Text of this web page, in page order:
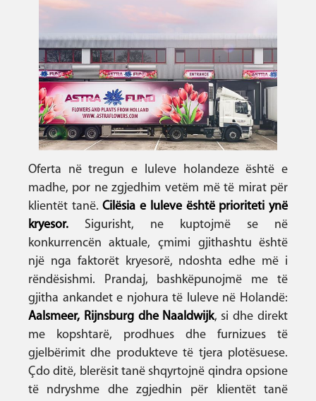
Oferta në tregun e luleve holandeze është e
madhe, por ne zgjedhim vetëm më të mirat për
klientët tanë.Cilësia e luleve është prioriteti ynë
kryesor.Sigurisht, ne kuptojmë se në
konkurrencën aktuale, çmimi gjithashtu është
një nga faktorët kryesorë, ndoshta edhe më i
rëndësishmi. Prandaj, bashkëpunojmë me të
gjitha ankandet e njohura të luleve në Holandë:
Aalsmeer, Rijnsburg dhe Naaldwijk, si dhe direkt
me kopshtarë, prodhues dhe furnizues të
gjelbërimit dhe produkteve të tjera plotësuese.
Çdo ditë, blerësit tanë shqyrtojnë qindra opsione
të ndryshme dhe zgjedhin për klientët tanë